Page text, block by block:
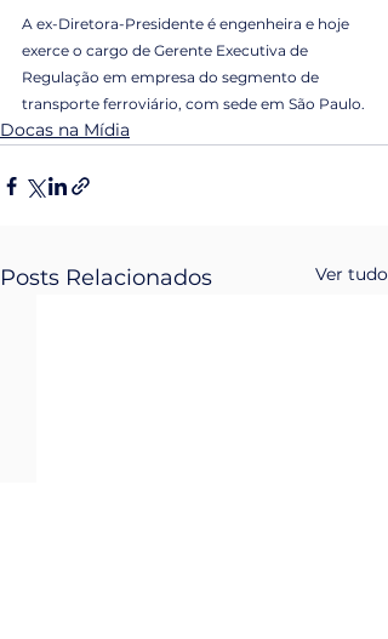
A ex-Diretora-Presidente é engenheira e hoje
exerce o cargo de Gerente Executiva de
Regulação em empresa do segmento de
transporte ferroviário, com sede em São Paulo.
Docas na Mídia
Posts Relacionados Ver tudo